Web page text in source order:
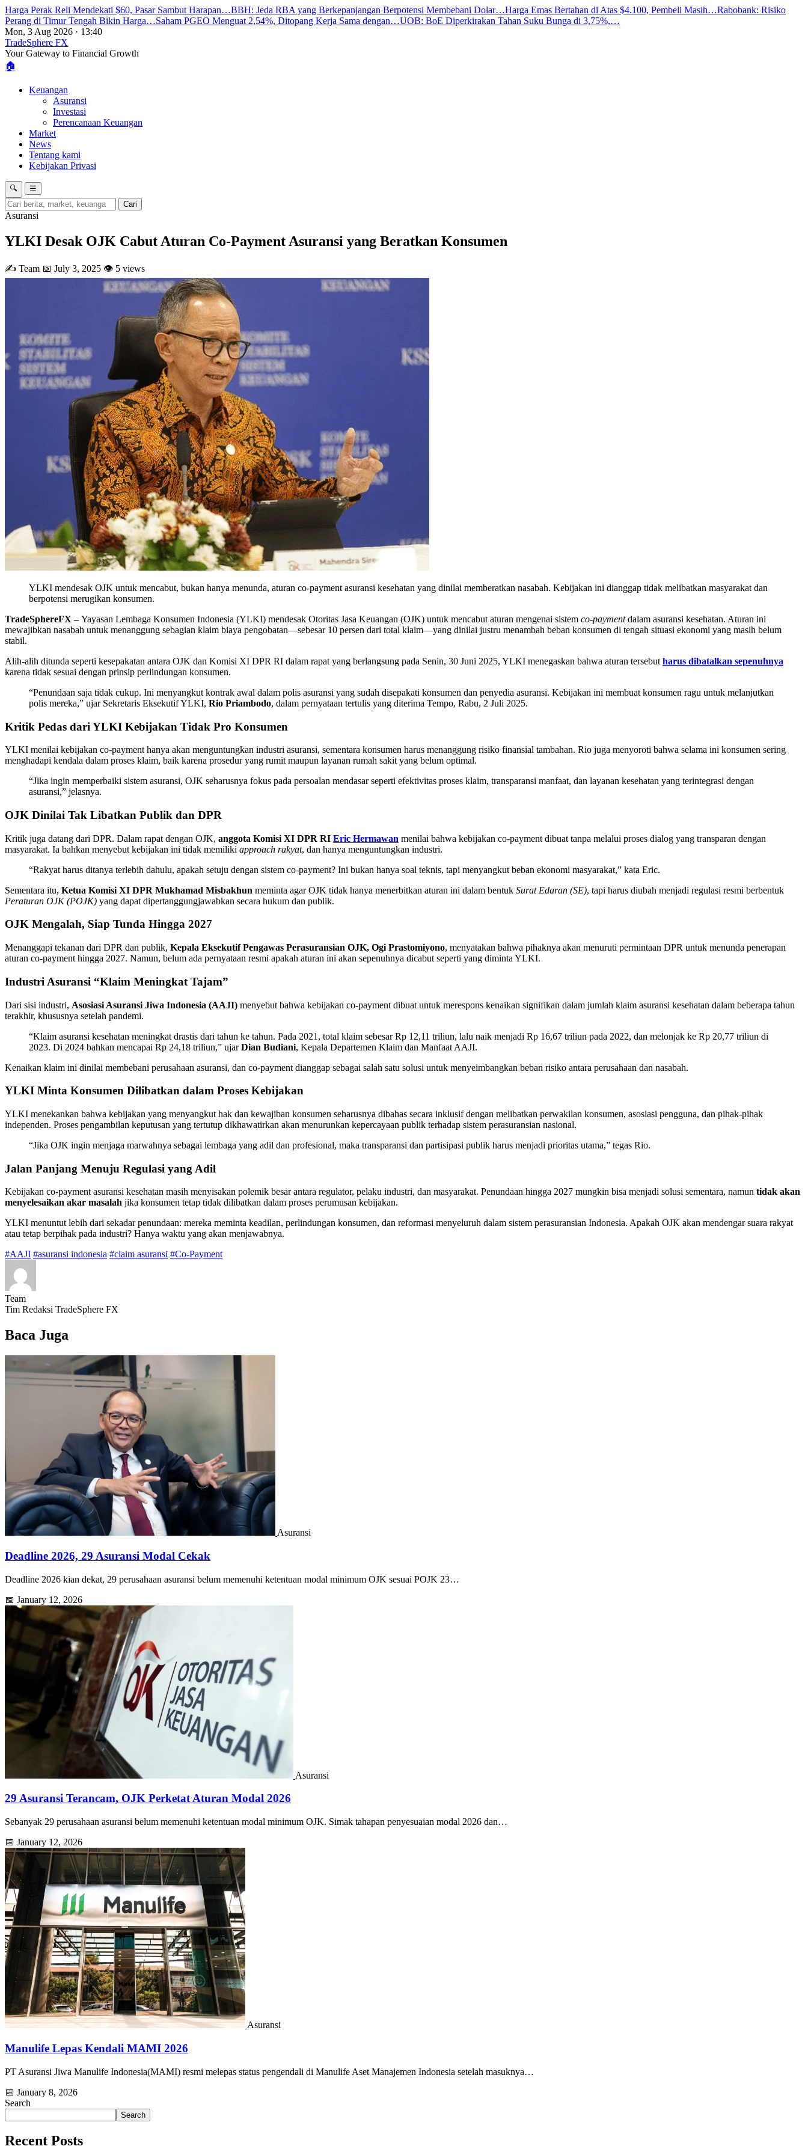
Harga Perak Reli Mendekati $60, Pasar Sambut Harapan…BBH: Jeda RBA yang Berkepanjangan Berpotensi Membebani Dolar…Harga Emas Bertahan di Atas $4.100, Pembeli Masih…Rabobank: Risiko
Perang di Timur Tengah Bikin Harga…Saham PGEO Menguat 2,54%, Ditopang Kerja Sama dengan…UOB: BoE Diperkirakan Tahan Suku Bunga di 3,75%,…
Mon, 3 Aug 2026 · 13:40
TradeSphere FX
Your Gateway to Financial Growth
🏠
Keuangan
Asuransi
Investasi
Perencanaan Keuangan
Market
News
Tentang kami
Kebijakan Privasi
🔍
☰
Cari
Asuransi
YLKI Desak OJK Cabut Aturan Co-Payment Asuransi yang Beratkan Konsumen
✍️ Team 📅 July 3, 2025 👁 5 views
YLKI mendesak OJK untuk mencabut, bukan hanya menunda, aturan co-payment asuransi kesehatan yang dinilai memberatkan nasabah. Kebijakan ini dianggap tidak melibatkan masyarakat dan
berpotensi merugikan konsumen.
TradeSphereFX –Yayasan Lembaga Konsumen Indonesia (YLKI) mendesak Otoritas Jasa Keuangan (OJK) untuk mencabut aturan mengenai sistem co-paymentdalam asuransi kesehatan. Aturan ini
mewajibkan nasabah untuk menanggung sebagian klaim biaya pengobatan—sebesar 10 persen dari total klaim—yang dinilai justru menambah beban konsumen di tengah situasi ekonomi yang masih belum
stabil.
Alih-alih ditunda seperti kesepakatan antara OJK dan Komisi XI DPR RI dalam rapat yang berlangsung pada Senin, 30 Juni 2025, YLKI menegaskan bahwa aturan tersebut harus dibatalkan sepenuhnya
karena tidak sesuai dengan prinsip perlindungan konsumen.
“Penundaan saja tidak cukup. Ini menyangkut kontrak awal dalam polis asuransi yang sudah disepakati konsumen dan penyedia asuransi. Kebijakan ini membuat konsumen ragu untuk melanjutkan
polis mereka,” ujar Sekretaris Eksekutif YLKI, Rio Priambodo, dalam pernyataan tertulis yang diterima Tempo, Rabu, 2 Juli 2025.
Kritik Pedas dari YLKI Kebijakan Tidak Pro Konsumen
YLKI menilai kebijakan co-payment hanya akan menguntungkan industri asuransi, sementara konsumen harus menanggung risiko finansial tambahan. Rio juga menyoroti bahwa selama ini konsumen sering
menghadapi kendala dalam proses klaim, baik karena prosedur yang rumit maupun layanan rumah sakit yang belum optimal.
“Jika ingin memperbaiki sistem asuransi, OJK seharusnya fokus pada persoalan mendasar seperti efektivitas proses klaim, transparansi manfaat, dan layanan kesehatan yang terintegrasi dengan
asuransi,” jelasnya.
OJK Dinilai Tak Libatkan Publik dan DPR
Kritik juga datang dari DPR. Dalam rapat dengan OJK, anggota Komisi XI DPR RI Eric Hermawan menilai bahwa kebijakan co-payment dibuat tanpa melalui proses dialog yang transparan dengan
masyarakat. Ia bahkan menyebut kebijakan ini tidak memiliki approach rakyat, dan hanya menguntungkan industri.
“Rakyat harus ditanya terlebih dahulu, apakah setuju dengan sistem co-payment? Ini bukan hanya soal teknis, tapi menyangkut beban ekonomi masyarakat,” kata Eric.
Sementara itu, Ketua Komisi XI DPR Mukhamad Misbakhun meminta agar OJK tidak hanya menerbitkan aturan ini dalam bentuk Surat Edaran (SE), tapi harus diubah menjadi regulasi resmi berbentuk
Peraturan OJK (POJK) yang dapat dipertanggungjawabkan secara hukum dan publik.
OJK Mengalah, Siap Tunda Hingga 2027
Menanggapi tekanan dari DPR dan publik, Kepala Eksekutif Pengawas Perasuransian OJK, Ogi Prastomiyono, menyatakan bahwa pihaknya akan menuruti permintaan DPR untuk menunda penerapan
aturan co-payment hingga 2027. Namun, belum ada pernyataan resmi apakah aturan ini akan sepenuhnya dicabut seperti yang diminta YLKI.
Industri Asuransi “Klaim Meningkat Tajam”
Dari sisi industri, Asosiasi Asuransi Jiwa Indonesia (AAJI) menyebut bahwa kebijakan co-payment dibuat untuk merespons kenaikan signifikan dalam jumlah klaim asuransi kesehatan dalam beberapa tahun
terakhir, khususnya setelah pandemi.
“Klaim asuransi kesehatan meningkat drastis dari tahun ke tahun. Pada 2021, total klaim sebesar Rp 12,11 triliun, lalu naik menjadi Rp 16,67 triliun pada 2022, dan melonjak ke Rp 20,77 triliun di
2023. Di 2024 bahkan mencapai Rp 24,18 triliun,” ujarDian Budiani, Kepala Departemen Klaim dan Manfaat AAJI.
Kenaikan klaim ini dinilai membebani perusahaan asuransi, dan co-payment dianggap sebagai salah satu solusi untuk menyeimbangkan beban risiko antara perusahaan dan nasabah.
YLKI Minta Konsumen Dilibatkan dalam Proses Kebijakan
YLKI menekankan bahwa kebijakan yang menyangkut hak dan kewajiban konsumen seharusnya dibahas secara inklusif dengan melibatkan perwakilan konsumen, asosiasi pengguna, dan pihak-pihak
independen. Proses pengambilan keputusan yang tertutup dikhawatirkan akan menurunkan kepercayaan publik terhadap sistem perasuransian nasional.
“Jika OJK ingin menjaga marwahnya sebagai lembaga yang adil dan profesional, maka transparansi dan partisipasi publik harus menjadi prioritas utama,” tegas Rio.
Jalan Panjang Menuju Regulasi yang Adil
Kebijakan co-payment asuransi kesehatan masih menyisakan polemik besar antara regulator, pelaku industri, dan masyarakat. Penundaan hingga 2027 mungkin bisa menjadi solusi sementara, namun tidak akan
menyelesaikan akar masalah jika konsumen tetap tidak dilibatkan dalam proses perumusan kebijakan.
YLKI menuntut lebih dari sekadar penundaan: mereka meminta keadilan, perlindungan konsumen, dan reformasi menyeluruh dalam sistem perasuransian Indonesia. Apakah OJK akan mendengar suara rakyat
atau tetap berpihak pada industri? Hanya waktu yang akan menjawabnya.
#AAJI #asuransi indonesia #claim asuransi #Co-Payment
Team
Tim Redaksi TradeSphere FX
Baca Juga
Asuransi
Deadline 2026, 29 Asuransi Modal Cekak
Deadline 2026 kian dekat, 29 perusahaan asuransi belum memenuhi ketentuan modal minimum OJK sesuai POJK 23…
📅 January 12, 2026
Asuransi
29 Asuransi Terancam, OJK Perketat Aturan Modal 2026
Sebanyak 29 perusahaan asuransi belum memenuhi ketentuan modal minimum OJK. Simak tahapan penyesuaian modal 2026 dan…
📅 January 12, 2026
Asuransi
Manulife Lepas Kendali MAMI 2026
PT Asuransi Jiwa Manulife Indonesia(MAMI) resmi melepas status pengendali di Manulife Aset Manajemen Indonesia setelah masuknya…
📅 January 8, 2026
Search
Search
Recent Posts